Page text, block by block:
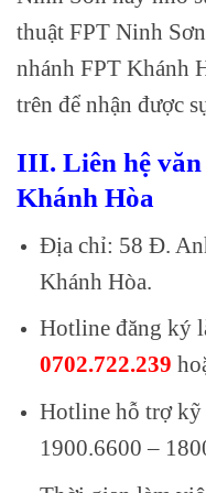
thuật FPT Ninh
nhánh FPT Khánh
trên để nhận được
III. Liên hệ
Khánh Hòa
Địa chỉ: 58 Đ.
Khánh Hòa.
Hotline đăng ký
0702.722.239
Hotline hỗ trợ kỹ
1900.6600 –